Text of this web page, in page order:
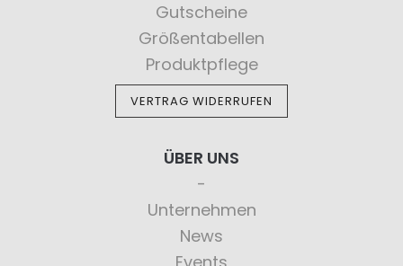
Gutscheine
Größentabellen
Produktpflege
VERTRAG WIDERRUFEN
ÜBER UNS
Unternehmen
News